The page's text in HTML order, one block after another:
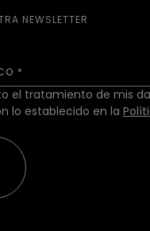
NEWSLETTER
*
el tratamiento de mis
lo establecido en la
en una pestaña nueva